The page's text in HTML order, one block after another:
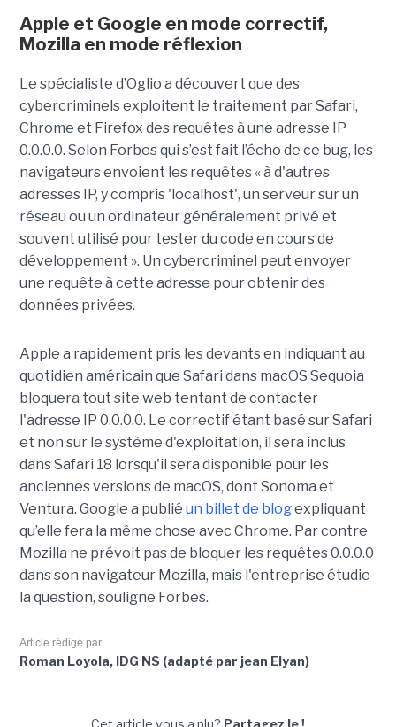
Apple et Google en mode correctif,
Mozilla en mode réflexion
Le spécialiste d’Oglio a découvert que des
cybercriminels exploitent le traitement par Safari,
Chrome et Firefox des requêtes à une adresse IP
0.0.0.0. Selon Forbes qui s’est fait l’écho de ce bug, les
navigateurs envoient les requêtes « à d'autres
adresses IP, y compris 'localhost', un serveur sur un
réseau ou un ordinateur généralement privé et
souvent utilisé pour tester du code en cours de
développement ». Un cybercriminel peut envoyer
une requête à cette adresse pour obtenir des
données privées.
Apple a rapidement pris les devants en indiquant au
quotidien américain que Safari dans macOS Sequoia
bloquera tout site web tentant de contacter
l'adresse IP 0.0.0.0. Le correctif étant basé sur Safari
et non sur le système d'exploitation, il sera inclus
dans Safari 18 lorsqu'il sera disponible pour les
anciennes versions de macOS, dont Sonoma et
Ventura. Google a publié un billet de blogexpliquant
qu’elle fera la même chose avec Chrome. Par contre
Mozilla ne prévoit pas de bloquer les requêtes 0.0.0.0
dans son navigateur Mozilla, mais l'entreprise étudie
la question, souligne Forbes.
Article rédigé par
Roman Loyola, IDG NS (adapté par jean Elyan)